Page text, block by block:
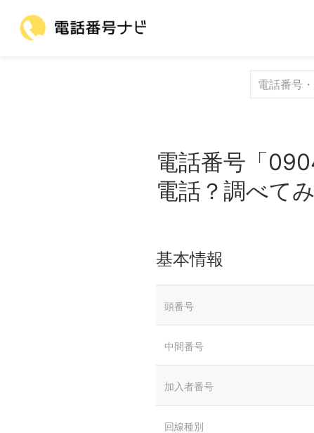
電話番号「
電話？調べて
基本情報
頭番号
中間番号
加入者番号
回線種別